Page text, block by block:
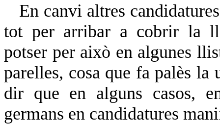
En canvi altres
tot per arribar a cobrir la
potser per això en algunes
parelles, cosa que fa palès
dir que en alguns casos,
germans en candidatures